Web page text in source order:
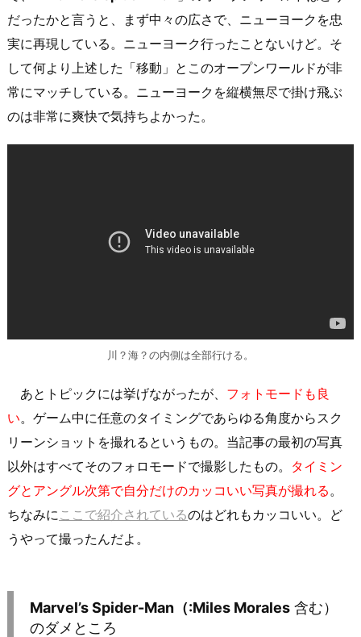
だったかと言うと、まず中々の広さで、ニューヨークを忠
実に再現している。ニューヨーク行ったことないけど。そ
して何より上述した「移動」とこのオープンワールドが非
常にマッチしている。ニューヨークを縦横無尽で掛け飛ぶ
のは非常に爽快で気持ちよかった。
川？海？の内側は全部行ける。
あとトピックには挙げながったが、 フォトモードも良
い。ゲーム中に任意のタイミングであらゆる角度からスク
リーンショットを撮れるというもの。当記事の最初の写真
以外はすべてそのフォロモードで撮影したもの。 タイミン
グとアングル次第で自分だけのカッコいい写真が撮れる 。
ちなみに ここで紹介されているのはどれもカッコいい。ど
うやって撮ったんだよ。
Marvel’s Spider-Man（:Miles Morales 含む）
のダメところ